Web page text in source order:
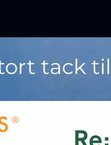
tack